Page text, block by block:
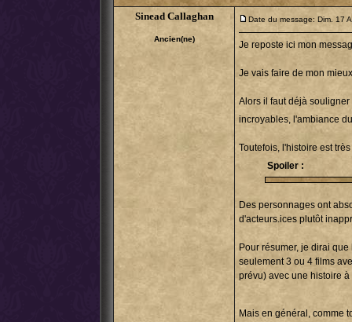
Sinead Callaghan
Ancien(ne)
Date du message: Dim. 17
Je reposte ici mon
Je vais faire de mon
Alors il faut déjà
incroyables, l'ambiance
Toutefois, l'histoire est
Spoiler :
Des personnages ont
d'acteurs.ices plutôt
Pour résumer, je dirai que
seulement 3 ou 4 films
prévu) avec une histoire
Mais en général, comme